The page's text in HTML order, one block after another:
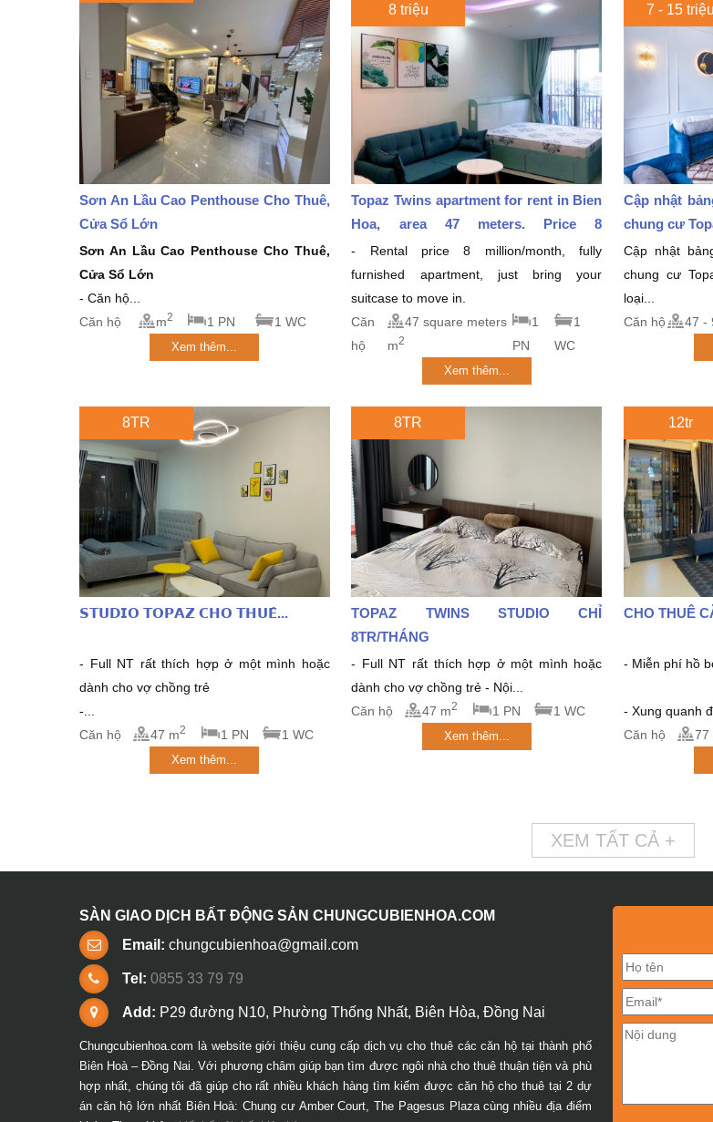
Sơn An Lầu Cao Penthouse Cho Thuê,
Cửa Sổ Lớn
Sơn An Lầu Cao Penthouse Cho Thuê,
Cửa Sổ Lớn
- Căn hộ...
Căn hộ
m2 1 PN 1 WC
Xem thêm...
8 triệu
Topaz Twins apartment for rent in Bien
Hoa, area 47 meters. Price 8
million/month
- Rental price 8 million/month, fully
furnished apartment, just bring your
suitcase to move in.
Căn
hộ
47 square meters
m2
1
PN
1
WC
Xem thêm...
7 - 15 triệu
Cập nhật
chung cư
Cập nhật
chung cư
loại...
Căn hộ
47 -
8TR
𝗦𝗧𝗨𝗗𝗜𝗢 𝗧𝗢𝗣𝗔𝗭 𝗖𝗛𝗢 𝗧𝗛𝗨𝗘̂...
- Full NT rất thích hợp ở một mình hoặc
dành cho vợ chồng trẻ
-...
Căn hộ
47 m2 1 PN 1 WC
Xem thêm...
8TR
TOPAZ TWINS STUDIO CHỈ
8TR/THÁNG
- Full NT rất thích hợp ở một mình hoặc
dành cho vợ chồng trẻ - Nội...
Căn hộ
47 m2 1 PN 1 WC
Xem thêm...
12tr
CHO THUÊ
- Miễn phí hồ
- Xung quanh
Căn hộ
77
XEM TẤT CẢ +
SÀN GIAO DỊCH BẤT ĐỘNG SẢN CHUNGCUBIENHOA.COM
Email: chungcubienhoa@gmail.com
Tel: 0855 33 79 79
Add: P29 đường N10, Phường Thống Nhất, Biên Hòa, Đồng Nai
Chungcubienhoa.com là website giới thiệu cung cấp dịch vụ cho thuê các căn hộ tại thành phố
Biên Hoà – Đồng Nai. Với phương châm giúp bạn tìm được ngôi nhà cho thuê thuận tiện và phù
hợp nhất, chúng tôi đã giúp cho rất nhiều khách hàng tìm kiếm được căn hộ cho thuê tại 2 dự
án căn hộ lớn nhất Biên Hoà: Chung cư Amber Court, The Pagesus Plaza cùng nhiều địa điểm